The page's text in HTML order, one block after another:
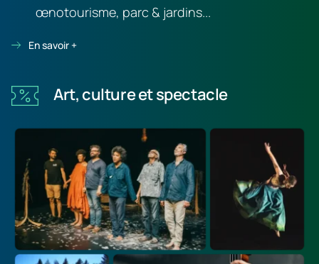
œnotourisme, parc & jardins...
En savoir +
Art, culture et spectacle